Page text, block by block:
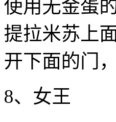
使用无金蛋
提拉米苏上
开下面的门
8、女王